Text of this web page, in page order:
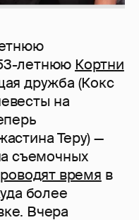
летнюю Кортни
дружба (Кокс
на
Теру) —
съемочных
время в
более
Вчера